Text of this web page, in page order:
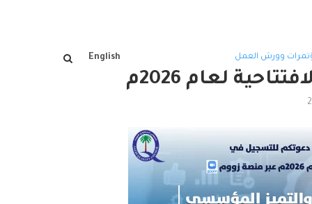
English وورش العمل
لعام 2026م